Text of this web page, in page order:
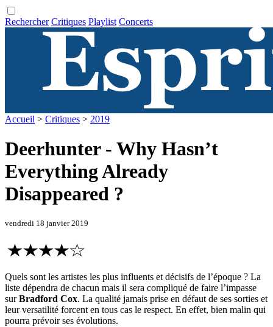
Rechercher Critiques Playlist Concerts
Accueil > Critiques > 2019
Deerhunter - Why Hasn’t
Everything Already
Disappeared ?
vendredi 18 janvier 2019
Quels sont les artistes les plus influents et décisifs de l’époque ? La
liste dépendra de chacun mais il sera compliqué de faire l’impasse
surBradford Cox. La qualité jamais prise en défaut de ses sorties et
leur versatilité forcent en tous cas le respect. En effet, bien malin qui
pourra prévoir ses évolutions.